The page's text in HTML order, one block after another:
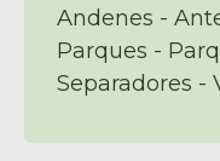
Andenes -
Parques -
Separadores -